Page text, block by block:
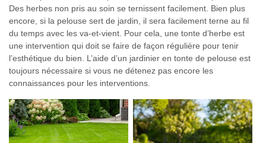
Des herbes non pris au soin se ternissent facilement. Bien plus
encore, si la pelouse sert de jardin, il sera facilement terne au fil
du temps avec les va-et-vient. Pour cela, une tonte d’herbe est
une intervention qui doit se faire de façon régulière pour tenir
l’esthétique du bien. L’aide d’un jardinier en tonte de pelouse est
toujours nécessaire si vous ne détenez pas encore les
connaissances pour les interventions.